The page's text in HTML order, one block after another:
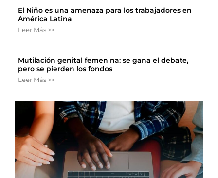
El Niño es una amenaza para los trabajadores en
América Latina
Leer Más >>
Mutilación genital femenina: se gana el debate,
pero se pierden los fondos
Leer Más >>